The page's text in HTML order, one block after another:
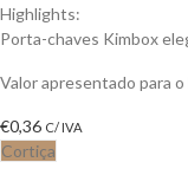
Highlights:
Porta-chaves Kimbox
Valor apresentado para
€0,36 C/ IVA
Cortiça